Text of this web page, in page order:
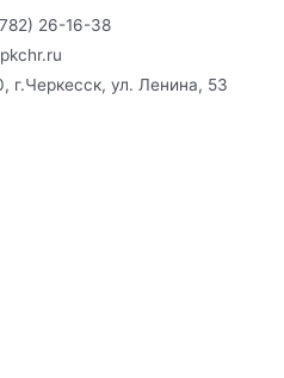
26-16-38
ул. Ленина, 53